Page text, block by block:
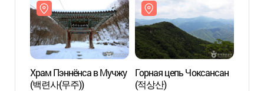
Храм Пэннёнса в Мучжу
(백련사(무주))
Горная цепь Чоксансан
(적상산)